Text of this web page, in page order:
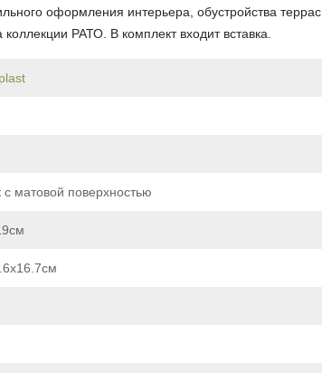
оформления интерьера, обустройства террас,
РАТО. В комплект входит вставка.
с матовой поверхностью